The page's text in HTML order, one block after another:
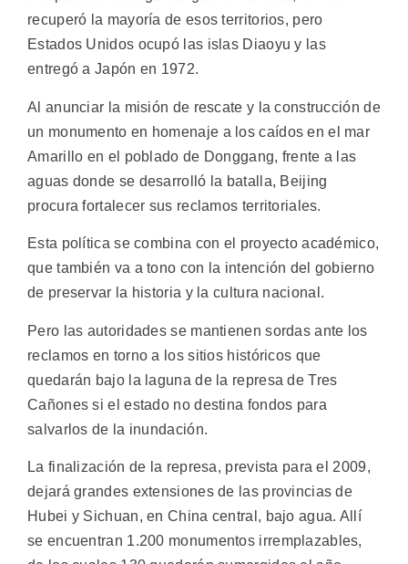
recuperó la mayoría de esos territorios, pero
Estados Unidos ocupó las islas Diaoyu y las
entregó a Japón en 1972.
Al anunciar la misión de rescate y la construcción de
un monumento en homenaje a los caídos en el mar
Amarillo en el poblado de Donggang, frente a las
aguas donde se desarrolló la batalla, Beijing
procura fortalecer sus reclamos territoriales.
Esta política se combina con el proyecto académico,
que también va a tono con la intención del gobierno
de preservar la historia y la cultura nacional.
Pero las autoridades se mantienen sordas ante los
reclamos en torno a los sitios históricos que
quedarán bajo la laguna de la represa de Tres
Cañones si el estado no destina fondos para
salvarlos de la inundación.
La finalización de la represa, prevista para el 2009,
dejará grandes extensiones de las provincias de
Hubei y Sichuan, en China central, bajo agua. Allí
se encuentran 1.200 monumentos irremplazables,